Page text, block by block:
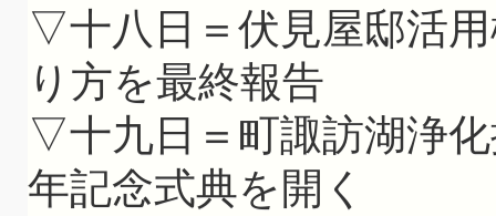
▽十八日＝伏見屋邸活
り方を最終報告
▽十九日＝町諏訪湖浄
年記念式典を開く